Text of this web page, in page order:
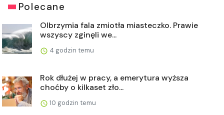
Polecane
Olbrzymia fala zmiotła miasteczko. Prawie
wszyscy zginęli we...
4 godzin temu
Rok dłużej w pracy, a emerytura wyższa
choćby o kilkaset zło...
10 godzin temu